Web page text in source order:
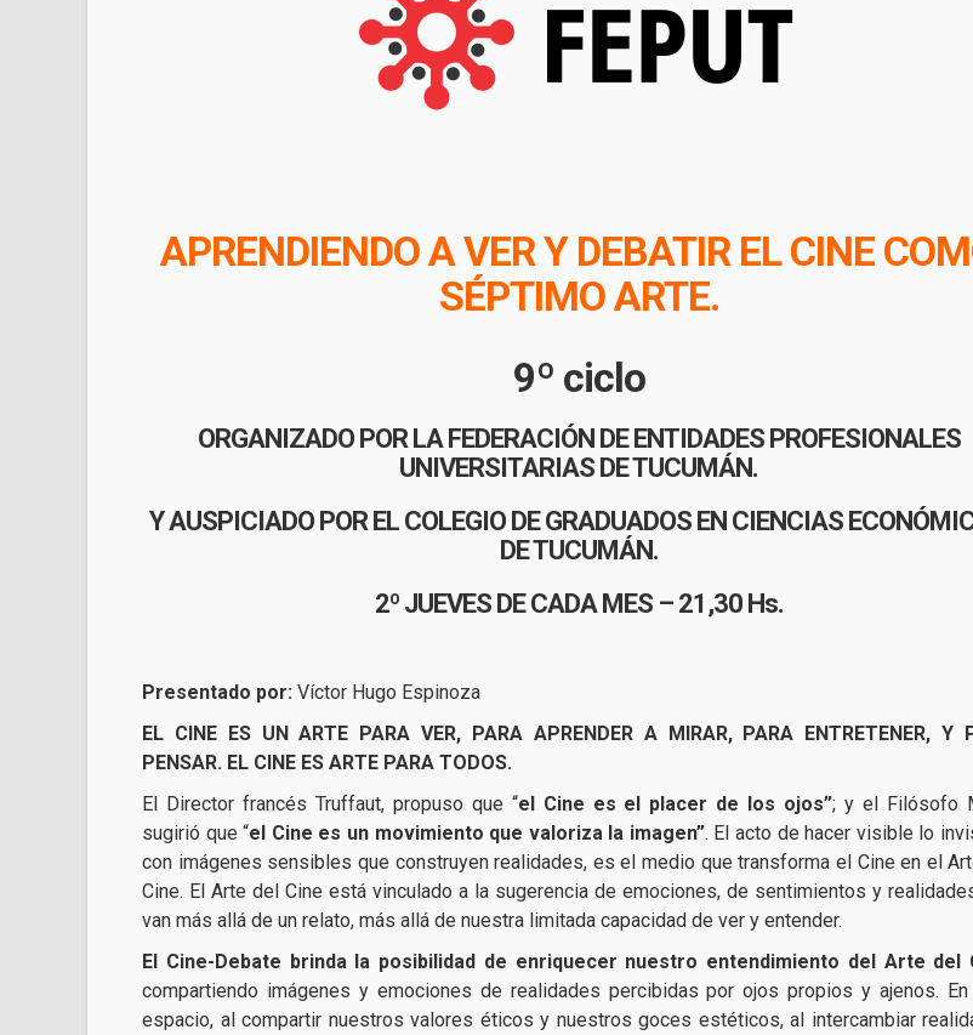
APRENDIENDO A VER Y DEBATIR EL CINE
SÉPTIMO ARTE.
9º ciclo
ORGANIZADO POR LA FEDERACIÓN DE ENTIDADES PROFESIONALES
UNIVERSITARIAS DE TUCUMÁN.
Y AUSPICIADO POR EL COLEGIO DE GRADUADOS EN CIENCIAS
DE TUCUMÁN.
2º JUEVES DE CADA MES – 21,30 Hs.
Presentado por: Víctor Hugo Espinoza
EL CINE ES UN ARTE PARA VER, PARA APRENDER A MIRAR, PARA ENTRETENER, Y
PENSAR. EL CINE ES ARTE PARA TODOS.
El Director francés Truffaut, propuso que “el Cine es el placer de los ojos”; y el Filósofo
sugirió que “el Cine es un movimiento que valoriza la imagen”. El acto de hacer visible lo
con imágenes sensibles que construyen realidades, es el medio que transforma el Cine en el
Cine. El Arte del Cine está vinculado a la sugerencia de emociones, de sentimientos y
van más allá de un relato, más allá de nuestra limitada capacidad de ver y entender.
El Cine-Debate brinda la posibilidad de enriquecer nuestro entendimiento del Arte del
compartiendo imágenes y emociones de realidades percibidas por ojos propios y ajenos.
espacio, al compartir nuestros valores éticos y nuestros goces estéticos, al intercambiar